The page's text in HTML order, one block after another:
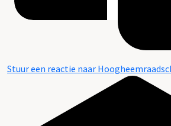
Stuur een reactie naar